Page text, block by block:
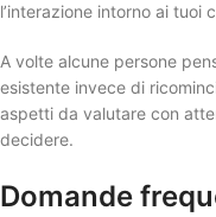
l’interazione intorno ai tuoi
A volte alcune persone
esistente invece di
aspetti da valutare con
decidere.
Domande